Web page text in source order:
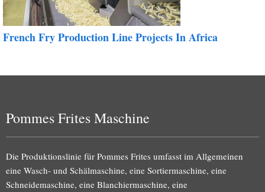
French Fry Production Line Projects In Africa
Pommes Frites Maschine
Die Produktionslinie für Pommes Frites umfasst im Allgemeinen
eine Wasch- und Schälmaschine, eine Sortiermaschine, eine
Schneidemaschine, eine Blanchiermaschine, eine